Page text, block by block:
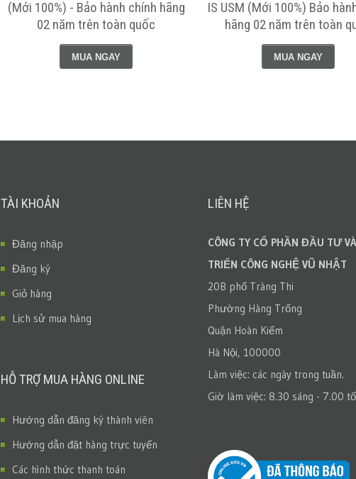
(Mới 100%) - Bảo hành chính hãng
02 năm trên toàn quốc
MUA NGAY
IS USM (Mới 100%) Bảo
hãng 02 năm trên toàn
MUA NGAY
TÀI KHOẢN
Đăng nhập
Đăng ký
Giỏ hàng
Lịch sử mua hàng
HỖ TRỢ MUA HÀNG ONLINE
Hướng dẫn đăng ký thành viên
Hướng dẫn đặt hàng trực tuyến
Các hình thức thanh toán
LIÊN HỆ
CÔNG TY CỔ PHẦN ĐẦU TƯ
TRIỂN CÔNG NGHỆ VŨ NHẬT
20B phố Tràng Thi
Phường Hàng Trống
Quận Hoàn Kiếm
Hà Nội, 100000
Làm việc: các ngày trong tuần.
Giờ làm việc: 8.30 sáng - 7.00